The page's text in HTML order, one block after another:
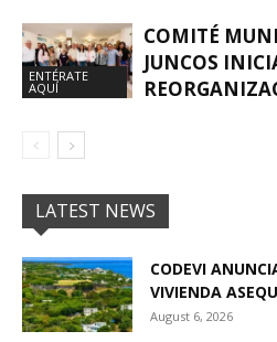
ENTÉRATE
AQUÍ
COMITÉ
JUNCOS
LATEST NEWS
CODEVI
VIVIENDA
August 6, 2026